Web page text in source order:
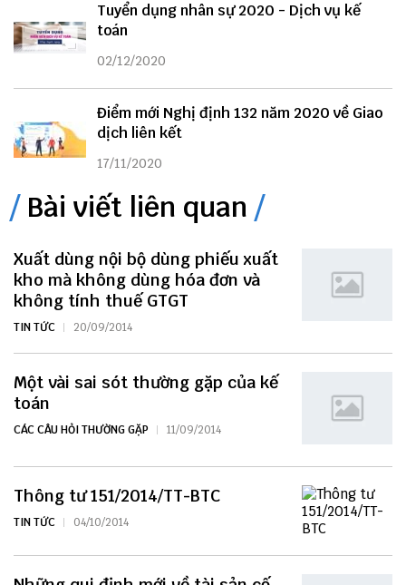
Tuyển dụng nhân sự 2020 - Dịch vụ kế
toán
02/12/2020
Điểm mới Nghị định 132 năm 2020 về Giao
dịch liên kết
17/11/2020
Bài viết liên quan
Xuất dùng nội bộ dùng phiếu xuất
kho mà không dùng hóa đơn và
không tính thuế GTGT
TIN TỨC 20/09/2014
Một vài sai sót thường gặp của kế
toán
CÁC CÂU HỎI THƯỜNG GẶP 11/09/2014
Thông tư 151/2014/TT-BTC
TIN TỨC 04/10/2014